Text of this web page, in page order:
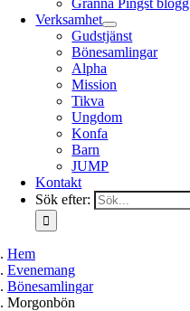
Gränna Pingst blogg
Verksamhet
Gudstjänst
Bönesamlingar
Alpha
Mission
Tikva
Ungdom
Konfa
Barn
JUMP
Kontakt
Sök efter:
Hem
Evenemang
Bönesamlingar
Morgonbön